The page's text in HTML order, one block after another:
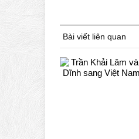
Bài viết liên quan